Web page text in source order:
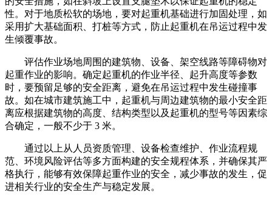
性。对于地质松软的场地，要对起重机基础进行加固处理，如
采用扩大基础面积、打桩等方式，防止起重机在吊运过程中发
生倾覆事故。
评估作业场地周围的建筑物、设备、架空线路等障碍物对
起重作业的影响。确定起重机的作业半径、起升高度等参数
时，要预留足够的安全距离，避免在吊运过程中发生碰撞事
故。如在城市建筑施工中，起重机与周边建筑物的最小安全距
离应根据建筑物的高度、结构类型以及起重机的型号等因素综
合确定，一般不少于 3 米。
通过以上从人员资质管理、设备检查维护、作业流程规
范、环境风险评估等多方面构建的安全规程体系，并确保其严
格执行，能够有效保障起重作业的安全，减少事故的发生，促
进相关行业的安全生产与稳定发展。